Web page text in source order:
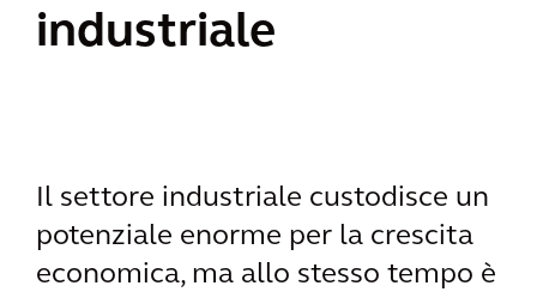
industriale
Il settore industriale custodisce un
potenziale enorme per la crescita
economica, ma allo stesso tempo è